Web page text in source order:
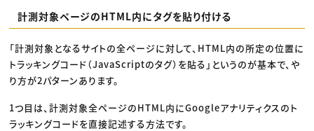
計測対象ページのHTML内にタグを貼り付ける
「計測対象となるサイトの全ページに対して、HTML内の所定の位置に
トラッキングコード（JavaScriptのタグ）を貼る」というのが基本で、や
り方が2パターンあります。
1つ目は、計測対象全ページのHTML内にGoogleアナリティクスのト
ラッキングコードを直接記述する方法です。